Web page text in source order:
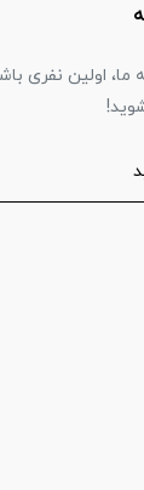
ما، اولین نفری